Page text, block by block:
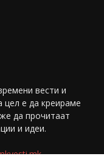
вести и
е да креираме
да прочитаат
и идеи.